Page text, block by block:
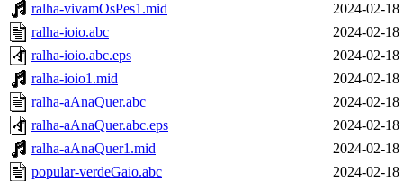
ralha-vivamOsPes1.mid
2024-02-18
ralha-ioio.abc
2024-02-18
ralha-ioio.abc.eps
2024-02-18
ralha-ioio1.mid
2024-02-18
ralha-aAnaQuer.abc
2024-02-18
ralha-aAnaQuer.abc.eps
2024-02-18
ralha-aAnaQuer1.mid
2024-02-18
popular-verdeGaio.abc
2024-02-18